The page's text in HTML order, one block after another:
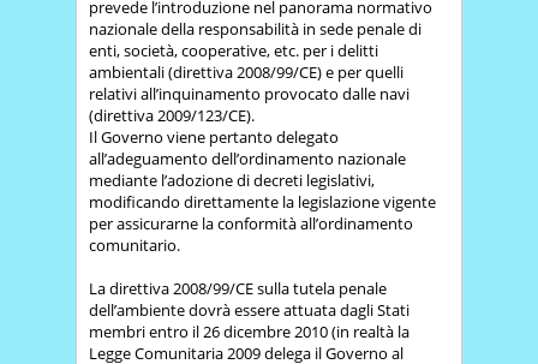
prevede l’introduzione nel panorama normativo
nazionale della responsabilità in sede penale di
enti, società, cooperative, etc. per i delitti
ambientali (direttiva 2008/99/CE) e per quelli
relativi all’inquinamento provocato dalle navi
(direttiva 2009/123/CE).
Il Governo viene pertanto delegato
all’adeguamento dell’ordinamento nazionale
mediante l’adozione di decreti legislativi,
modificando direttamente la legislazione vigente
per assicurarne la conformità all’ordinamento
comunitario.
La direttiva 2008/99/CE sulla tutela penale
dell’ambiente dovrà essere attuata dagli Stati
membri entro il 26 dicembre 2010 (in realtà la
Legge Comunitaria 2009 delega il Governo al